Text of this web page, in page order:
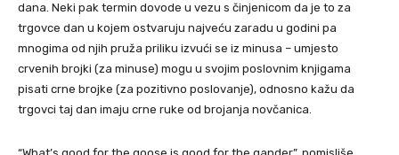
dana. Neki pak termin dovode u vezu s činjenicom da je to za
trgovce dan u kojem ostvaruju najveću zaradu u godini pa
mnogima od njih pruža priliku izvući se iz minusa – umjesto
crvenih brojki (za minuse) mogu u svojim poslovnim knjigama
pisati crne brojke (za pozitivno poslovanje), odnosno kažu da
trgovci taj dan imaju crne ruke od brojanja novčanica.